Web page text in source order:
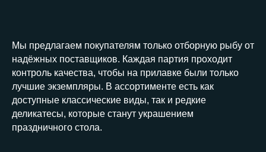
Мы предлагаем покупателям только отборную рыбу от
надёжных поставщиков. Каждая партия проходит
контроль качества, чтобы на прилавке были только
лучшие экземпляры. В ассортименте есть как
доступные классические виды, так и редкие
деликатесы, которые станут украшением
праздничного стола.